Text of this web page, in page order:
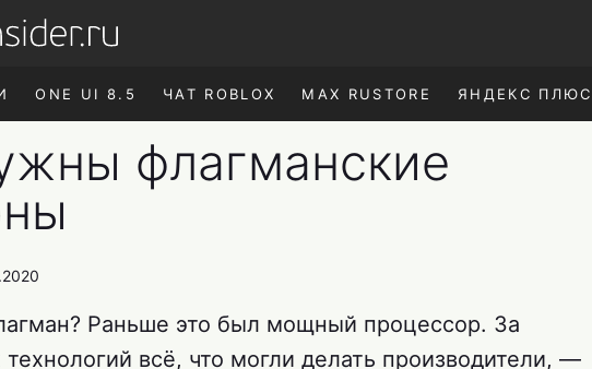
ONE UI 8.5 ЧАТ ROBLOX MAX RUSTORE ЯНДЕКС ПЛЮС
флагманские
Раньше это был мощный процессор. За
всё, что могли делать производители, —